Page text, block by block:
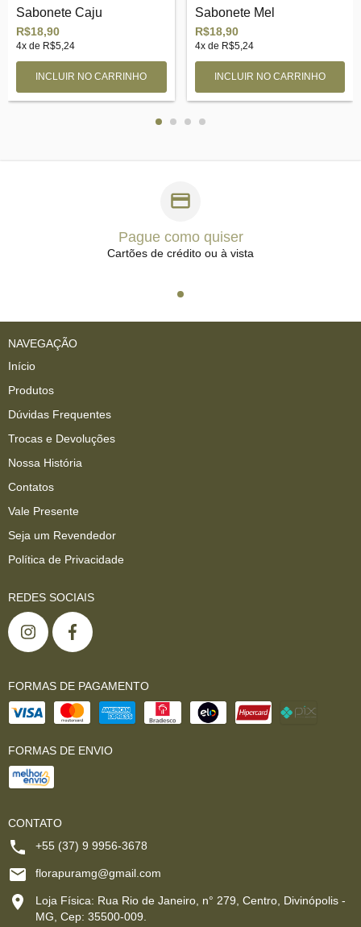
Sabonete Caju
R$18,90
4x de R$5,24
Sabonete Mel
R$18,90
4x de R$5,24
Pague como quiser
Cartões de crédito ou à vista
NAVEGAÇÃO
Início
Produtos
Dúvidas Frequentes
Trocas e Devoluções
Nossa História
Contatos
Vale Presente
Seja um Revendedor
Política de Privacidade
REDES SOCIAIS
FORMAS DE PAGAMENTO
FORMAS DE ENVIO
CONTATO
+55 (37) 9 9956-3678
florapuramg@gmail.com
Loja Física: Rua Rio de Janeiro, n° 279, Centro, Divinópolis -
MG, Cep: 35500-009.